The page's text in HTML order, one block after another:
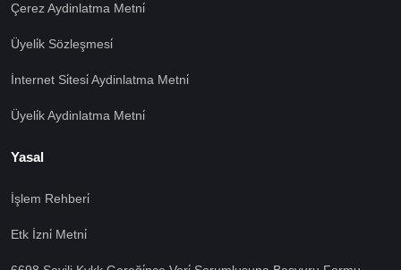
Çerez Aydinlatma Metni̇
Üyeli̇k Sözleşmesi̇
İnternet Si̇tesi̇ Aydinlatma Metni̇
Üyeli̇k Aydinlatma Metni̇
Yasal
İşlem Rehberi̇
Etk İzni̇ Metni̇
🍪 Çerez Kullanıyoruz!